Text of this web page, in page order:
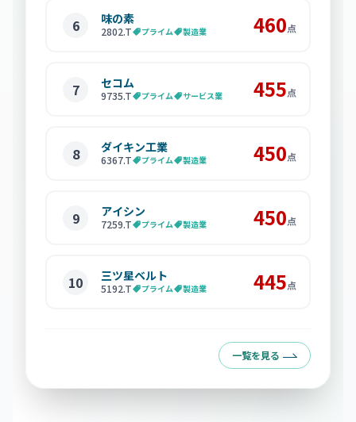
6 味の素
2802.T プライム 製造業 460点
7 セコム
9735.T プライム サービス業 455点
8 ダイキン工業
6367.T プライム 製造業 450点
9 アイシン
7259.T プライム 製造業 450点
10 三ツ星ベルト
5192.T プライム 製造業 445点
一覧を見る